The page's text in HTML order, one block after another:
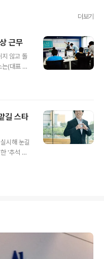
더보기
근무
지 않고 돌
(대표 김
연휴를
및 분석
대응한
을 구성해
결책을
진 사례,
의 웹사이
길 스타
시해 눈길
'추석 연
. 응답자
를 실감
동은 근소
악성코드
'야식으